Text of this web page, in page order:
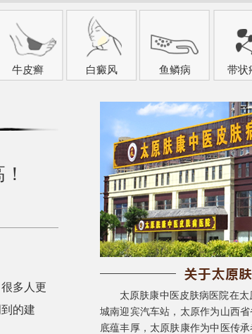
牛皮癣 白癜风 鱼鳞病 带状
多人更
的建
太原肤康中医皮肤病医院在
城南迎宾汽车站，太原作为山西
底蕴丰厚，太原肤康作为中医传